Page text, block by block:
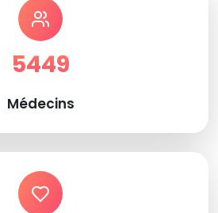
5449
Médecins